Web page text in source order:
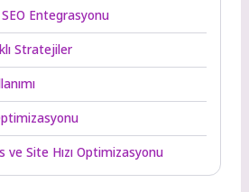
Entegrasyonu
Stratejiler
ve Site Hızı Optimizasyonu